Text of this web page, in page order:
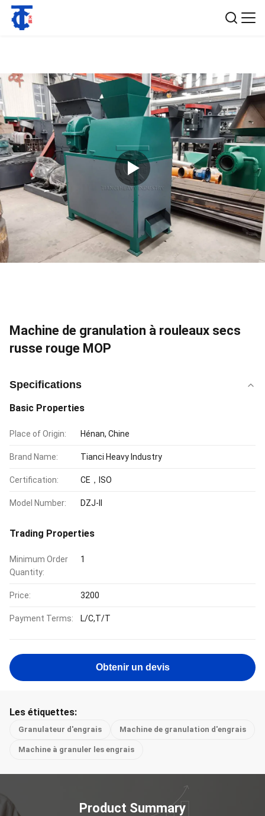
Machine de granulation à rouleaux secs
russe rouge MOP
Specifications
Basic Properties
Place of Origin: Hénan, Chine
Brand Name: Tianci Heavy Industry
Certification: CE，ISO
Model Number: DZJ-II
Trading Properties
Minimum Order
Quantity:
1
Price: 3200
Payment Terms: L/C,T/T
Obtenir un devis
Les étiquettes:
Granulateur d'engrais Machine de granulation d'engrais
Machine à granuler les engrais
Product Summary